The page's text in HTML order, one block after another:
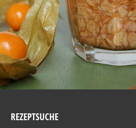
REZEPTSUCHE